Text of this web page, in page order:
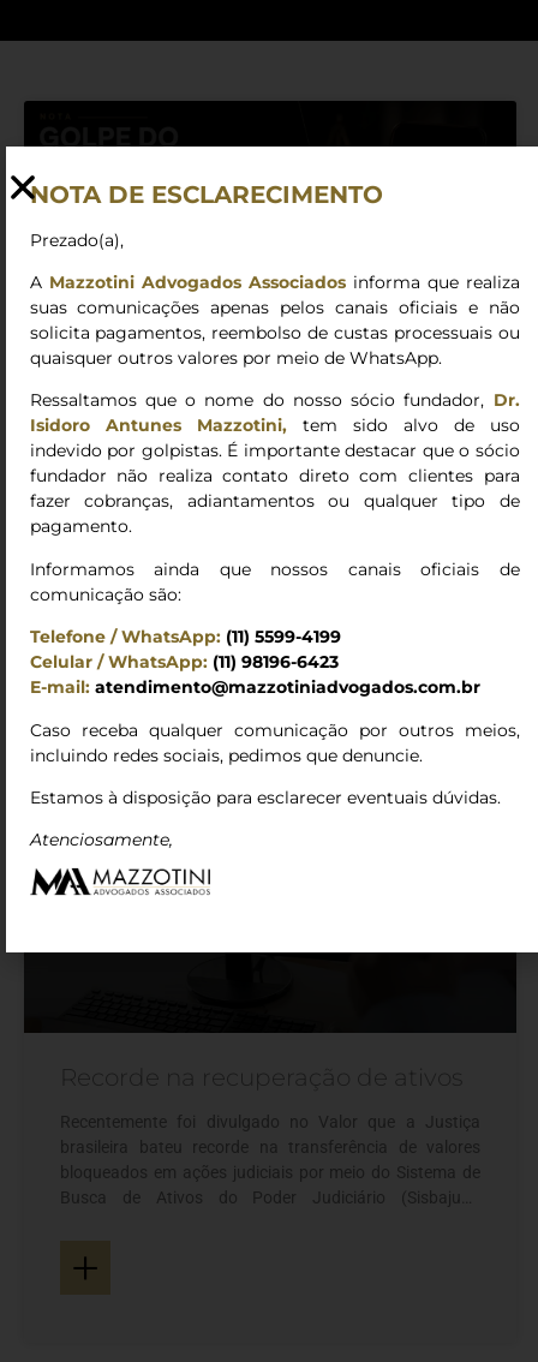
ALERTA – Golpe do Falso
Advogado
Em operação conjunta realizada pela Polícia Civil e pela
OAB/SP, foram presos suspeitos de integrar
Falso Advogado”, esquema que teria movimentado
cerca de R$ 10 milhões. A fraude ocorre quando
judiciais para abordar vítimas e solicitar pagamentos
indevidos, alegando custas processuais, taxas,
honorários ou liberações de valores. As autoridades
seguem investigando e
+
Recorde na recuperação de ativos
Recentemente foi divulgado no Valor que a Justiça
brasileira bateu recorde na transferência de valores
bloqueados em ações judiciais por meio do Sistema de
Busca de Ativos do Poder Judiciário (Sisbajud),
representando um aumento de 46% dos pedidos em
+
NOTA DE ESCLARECIMENTO
Prezado(a),
A Mazzotini Advogados Associadosinforma que realiza
suas comunicações apenas pelos canais oficiais e não
solicita pagamentos, reembolso de custas processuais ou
quaisquer outros valores por meio de WhatsApp.
Ressaltamos que o nome do nosso sócio fundador, Dr.
Isidoro Antunes Mazzotini,tem sido alvo de uso
indevido por golpistas. É importante destacar que o sócio
fundador não realiza contato direto com clientes para
fazer cobranças, adiantamentos ou qualquer tipo de
pagamento.
Informamos ainda que nossos canais oficiais de
comunicação são:
Telefone / WhatsApp:(11) 5599-4199
Celular / WhatsApp:(11) 98196-6423
E-mail: atendimento@mazzotiniadvogados.com.br
Caso receba qualquer comunicação por outros meios,
incluindo redes sociais, pedimos que denuncie.
Estamos à disposição para esclarecer eventuais dúvidas.
Atenciosamente,